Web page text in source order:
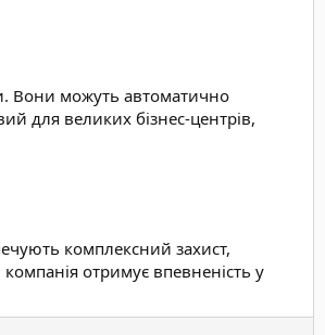
Вони можуть автоматично
для великих бізнес-центрів,
комплексний захист,
отримує впевненість у